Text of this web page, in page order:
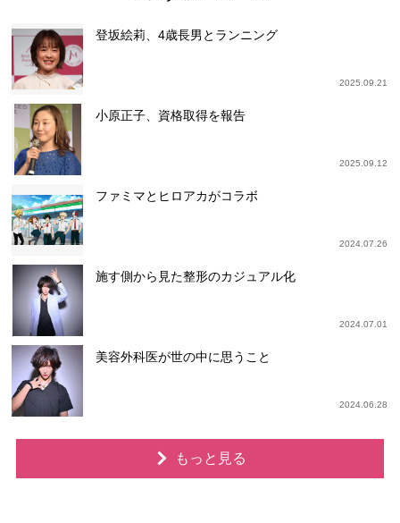
登坂絵莉、4歳長男とランニング
2025.09.21
小原正子、資格取得を報告
2025.09.12
ファミマとヒロアカがコラボ
2024.07.26
施す側から見た整形のカジュアル化
2024.07.01
美容外科医が世の中に思うこと
2024.06.28
もっと見る